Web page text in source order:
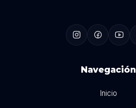
Navegación
Inicio